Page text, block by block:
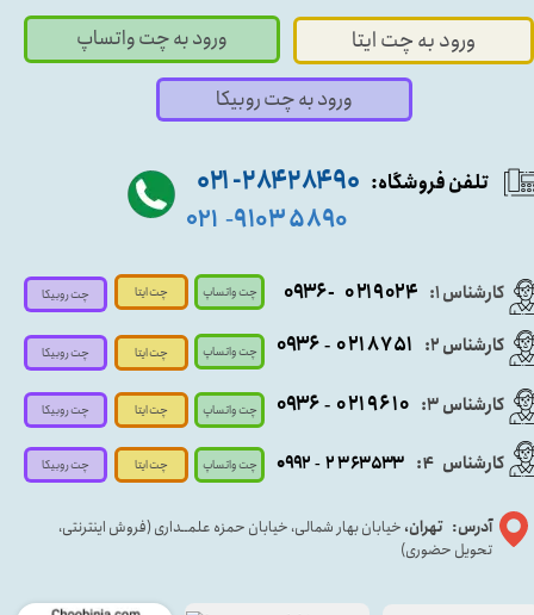
کارشناس ۱: ۰۲۱۹۰۲۴ - ۰۹۳۶
آدرس: تهران، خیابان بهار شمالی، خیابان حمزه علمــداری (فروش اینترنتی،
تحویل حضوری)
ورود به چت ایتا ورود به چت واتساپ
تلفن فروشگاه: ۹۰ ۲۸۴ ۲۸۴- ۰۲۱
۵۸۹۰ ۹۱۰۳ -۰۲۱
کارشناس ۳: ۰۲۱۹۶۱۰ -۰۹۳۶
کارشناس ۲: ۰۲۱۸۷۵۱ - ۰۹۳۶
ورود به چت روبیکا
کارشناس 4
: ۲۳۶۳۵۳۳ - ۰۹۹۲
چت واتساپ
چت واتساپ
چت واتساپ
چت واتساپ
چت ایتا
چت ایتا
چت ایتا
چت ایتا
چت روبیکا
چت روبیکا
چت روبیکا
چت روبیکا